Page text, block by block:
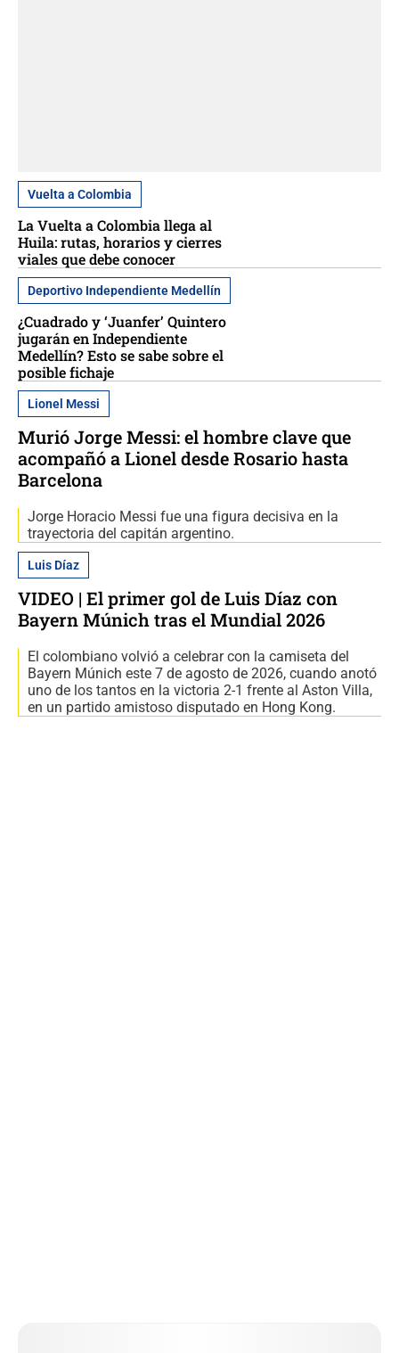
Vuelta a Colombia
La Vuelta a Colombia llega al
Huila: rutas, horarios y cierres
viales que debe conocer
Deportivo Independiente Medellín
¿Cuadrado y ‘Juanfer’ Quintero
jugarán en Independiente
Medellín? Esto se sabe sobre el
posible fichaje
Lionel Messi
Murió Jorge Messi: el hombre clave que
acompañó a Lionel desde Rosario hasta
Barcelona
Jorge Horacio Messi fue una figura decisiva en la
trayectoria del capitán argentino.
Luis Díaz
VIDEO | El primer gol de Luis Díaz con
Bayern Múnich tras el Mundial 2026
El colombiano volvió a celebrar con la camiseta del
Bayern Múnich este 7 de agosto de 2026, cuando anotó
uno de los tantos en la victoria 2-1 frente al Aston Villa,
en un partido amistoso disputado en Hong Kong.